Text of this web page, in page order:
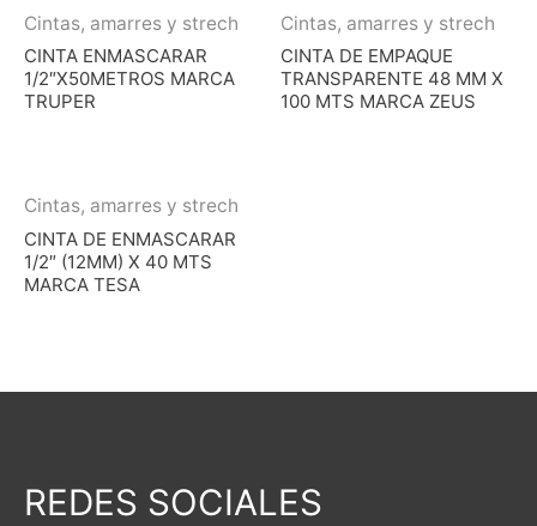
Cintas, amarres y strech
CINTA ENMASCARAR
1/2″X50METROS MARCA
TRUPER
Cintas, amarres y strech
CINTA DE EMPAQUE
TRANSPARENTE 48 MM X
100 MTS MARCA ZEUS
Cintas, amarres y strech
CINTA DE ENMASCARAR
1/2″ (12MM) X 40 MTS
MARCA TESA
REDES SOCIALES